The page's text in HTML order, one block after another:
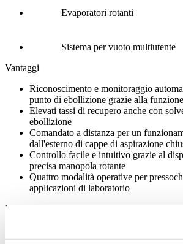
Evaporatori rotanti
Sistema per vuoto multiutente
Vantaggi
Riconoscimento e monitoraggio
punto di ebollizione grazie alla
Elevati tassi di recupero anche con
ebollizione
Comandato a distanza per un
dall'esterno di cappe di aspirazione
Controllo facile e intuitivo grazie al
precisa manopola rotante
Quattro modalità operative per
applicazioni di laboratorio
LABOPORT® SC 840 G CN
PDF (860 KB) - Schede tecniche - Inglese